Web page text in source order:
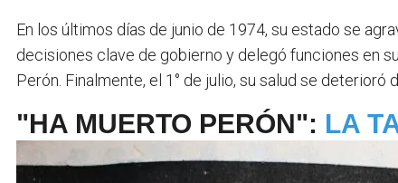
En los últimos días de junio de 1974, su estado se
decisiones clave de gobierno y delegó funciones en
Perón. Finalmente, el 1° de julio, su salud se deterioró
"HA MUERTO PERÓN": LA